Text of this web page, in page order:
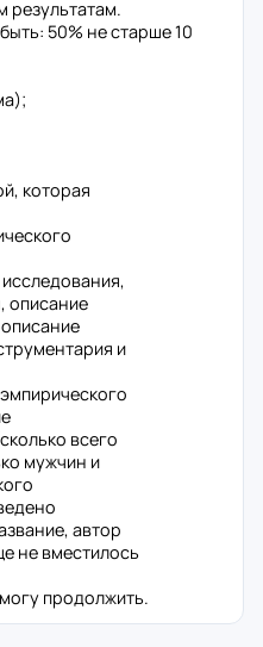
результатам.
50% не старше 10
которая
описание
и
всего
мужчин и
автор
не вместилось
продолжить.